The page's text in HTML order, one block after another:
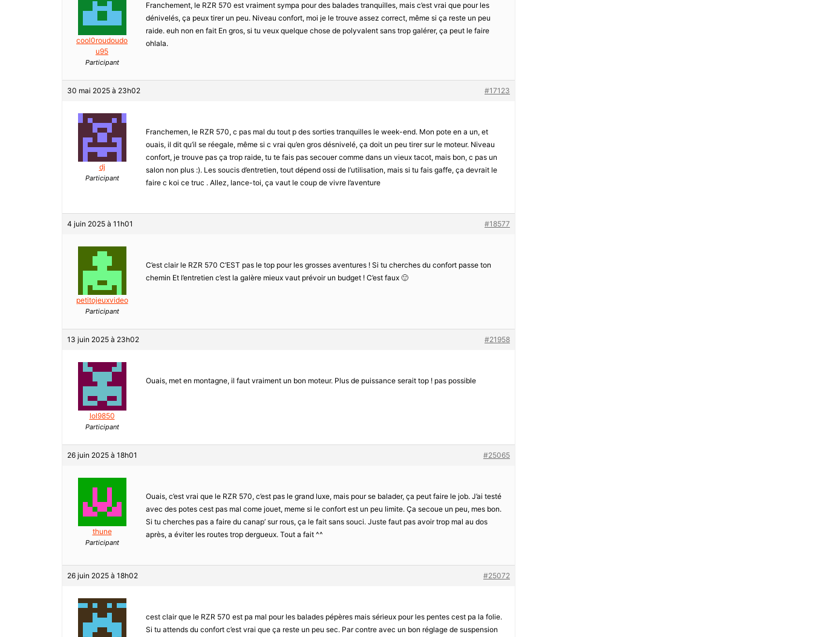
cool0roudoudo
u95
Participant
Franchement, le RZR 570 est vraiment sympa pour des balades tranquilles, mais c’est vrai que pour les
dénivelés, ça peux tirer un peu. Niveau confort, moi je le trouve assez correct, même si ça reste un peu
raide. euh non en fait En gros, si tu veux quelque chose de polyvalent sans trop galérer, ça peut le faire
ohlala.
30 mai 2025 à 23h02 #17123
dj
Participant
Franchemen, le RZR 570, c pas mal du tout p des sorties tranquilles le week-end. Mon pote en a un, et
ouais, il dit qu’il se réegale, même si c vrai qu’en gros désnivelé, ça doit un peu tirer sur le moteur. Niveau
confort, je trouve pas ça trop raide, tu te fais pas secouer comme dans un vieux tacot, mais bon, c pas un
salon non plus :). Les soucis d’entretien, tout dépend ossi de l’utilisation, mais si tu fais gaffe, ça devrait le
faire c koi ce truc . Allez, lance-toi, ça vaut le coup de vivre l’aventure
4 juin 2025 à 11h01 #18577
petitojeuxvideo
Participant
C’est clair le RZR 570 C’EST pas le top pour les grosses aventures ! Si tu cherches du confort passe ton
chemin Et l’entretien c’est la galère mieux vaut prévoir un budget ! C’est faux 🙂
13 juin 2025 à 23h02 #21958
lol9850
Participant
Ouais, met en montagne, il faut vraiment un bon moteur. Plus de puissance serait top ! pas possible
26 juin 2025 à 18h01 #25065
thune
Participant
Ouais, c’est vrai que le RZR 570, c’est pas le grand luxe, mais pour se balader, ça peut faire le job. J’ai testé
avec des potes cest pas mal come jouet, meme si le confort est un peu limite. Ça secoue un peu, mes bon.
Si tu cherches pas a faire du canap’ sur rous, ça le fait sans souci. Juste faut pas avoir trop mal au dos
après, a éviter les routes trop dergueux. Tout a fait ^^
26 juin 2025 à 18h02 #25072
cest clair que le RZR 570 est pa mal pour les balades pépères mais sérieux pour les pentes cest pa la folie.
Si tu attends du confort c’est vrai que ça reste un peu sec. Par contre avec un bon réglage de suspension